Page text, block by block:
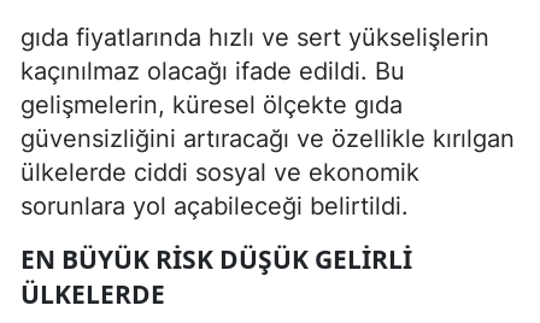
gıda fiyatlarında hızlı ve sert yükselişlerin
kaçınılmaz olacağı ifade edildi. Bu
gelişmelerin, küresel ölçekte gıda
güvensizliğini artıracağı ve özellikle kırılgan
ülkelerde ciddi sosyal ve ekonomik
sorunlara yol açabileceği belirtildi.
EN BÜYÜK RISK DÜŞÜK GELIRLI
ÜLKELERDE